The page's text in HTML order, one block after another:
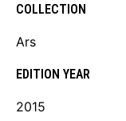
COLLECTION
Ars
EDITION YEAR
2015